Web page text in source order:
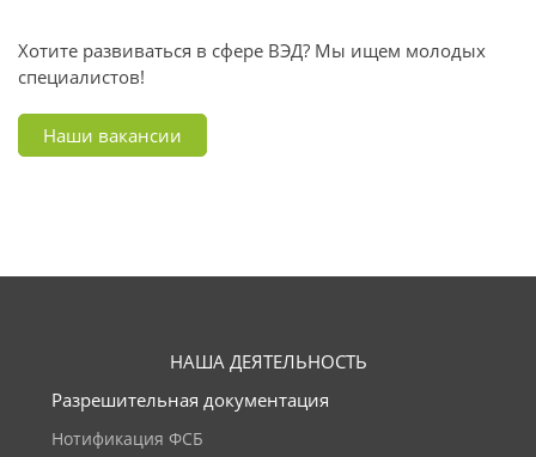
Хотите развиваться в сфере ВЭД? Мы ищем молодых
специалистов!
Наши вакансии
НАША ДЕЯТЕЛЬНОСТЬ
Разрешительная документация
Нотификация ФСБ